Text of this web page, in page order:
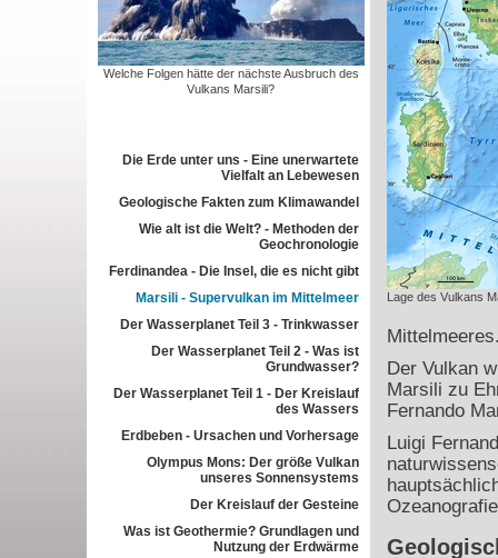
Welche Folgen hätte der nächste Ausbruch des
Vulkans Marsili?
Die Erde unter uns - Eine unerwartete
Vielfalt an Lebewesen
Geologische Fakten zum Klimawandel
Wie alt ist die Welt? - Methoden der
Geochronologie
Ferdinandea - Die Insel, die es nicht gibt
Marsili - Supervulkan im Mittelmeer
Der Wasserplanet Teil 3 - Trinkwasser
Der Wasserplanet Teil 2 - Was ist
Grundwasser?
Der Wasserplanet Teil 1 - Der Kreislauf
des Wassers
Erdbeben - Ursachen und Vorhersage
Olympus Mons: Der größe Vulkan
unseres Sonnensystems
Der Kreislauf der Gesteine
Was ist Geothermie? Grundlagen und
Nutzung der Erdwärme
Lage des Vulkans
Der Vulkan
Marsili zu
Fernando
Luigi